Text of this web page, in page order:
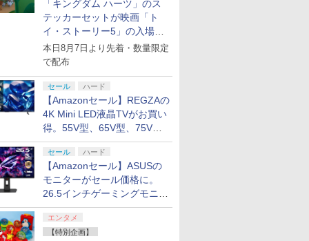
「キングダム ハーツ」のス
テッカーセットが映画「ト
イ・ストーリー5」の入場特
典として配布決定！
本日8月7日より先着・数量限定
で配布
セール ハード
【Amazonセール】REGZAの
4K Mini LED液晶TVがお買い
得。55V型、65V型、75V型
の2026年モデルがラインナ
ップ
セール ハード
【Amazonセール】ASUSの
モニターがセール価格に。
26.5インチゲーミングモニタ
ー「ROG Strix OLED
XG27ACDMS」限定モデルも
お買い得
エンタメ
【特別企画】